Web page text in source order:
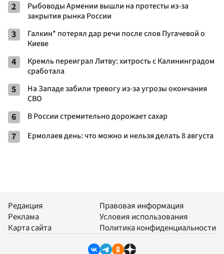
2
Рыбоводы Армении вышли на протесты из-за
закрытия рынка России
3
Галкин* потерял дар речи после слов Пугачевой о
Киеве
4
Кремль переиграл Литву: хитрость с Калининградом
сработала
5
На Западе забили тревогу из-за угрозы окончания
СВО
6 В России стремительно дорожает сахар
7 Ермолаев день: что можно и нельзя делать 8 августа
Редакция
Реклама
Карта сайта
Правовая информация
Условия использования
Политика конфиденциальности